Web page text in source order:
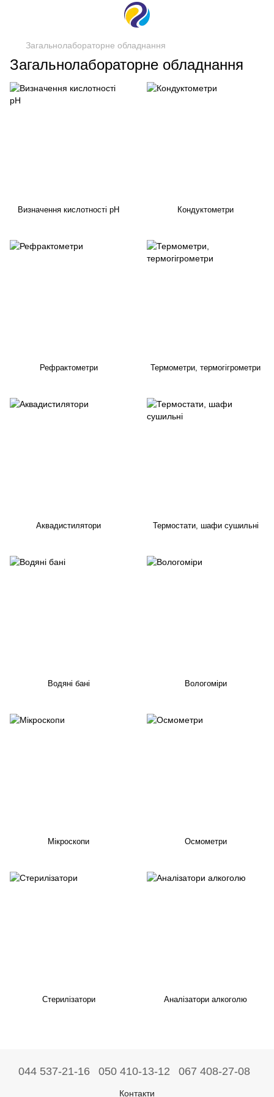
Загальнолабораторне обладнання
Загальнолабораторне обладнання
Визначення кислотності pH Кондуктометри
Рефрактометри Термометри, термогігрометри
Аквадистилятори Термостати, шафи сушильні
Водяні бані Вологоміри
Мікроскопи Осмометри
Стерилізатори Аналізатори алкоголю
044 537-21-16 050 410-13-12 067 408-27-08
Контакти